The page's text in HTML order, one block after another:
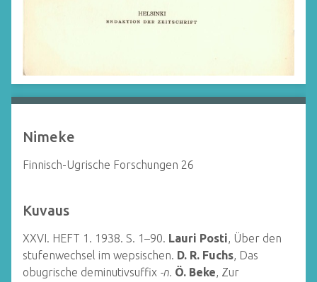
Nimeke
Finnisch-Ugrische Forschungen 26
Kuvaus
XXVI. HEFT 1. 1938. S. 1–90. Lauri Posti, Über den
stufenwechsel im wepsischen. D. R. Fuchs, Das
obugrische deminutivsuffix -n. Ö. Beke, Zur